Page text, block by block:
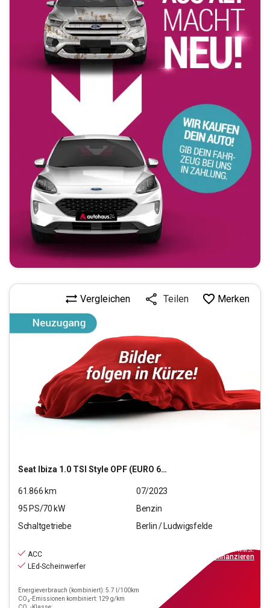
Seat Ibiza 1.0 TSI Style OPF (EURO 6d)
Vergleichen Teilen Merken
61.866 km
07/2023
95 PS/70 kW
Benzin
Schaltgetriebe
Berlin / Ludwigsfelde
ACC
LEd-Scheinwerfer
Energieverbrauch (kombiniert): 5.7 l/100km
CO₂-Emissionen kombiniert: 129 g/km
inkl.MwSt.
finanzieren